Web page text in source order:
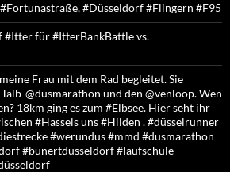
#Düsseldorf #Flingern #F95
#Itter für #ItterBankBattle vs.
Frau mit dem Rad begleitet. Sie
@dusmarathon und den @venloop. Wen
18km ging es zum #Elbsee. Hier seht ihr
#Hassels uns #Hilden . #düsselrunner
#werundus #mmd #dusmarathon
#bunertdüsseldorf #laufschule